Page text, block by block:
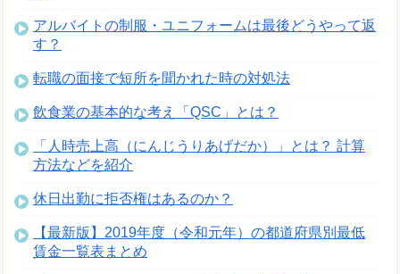
アルバイトの制服・ユニフォームは最後どうやって返
す？
転職の面接で短所を聞かれた時の対処法
飲食業の基本的な考え「QSC」とは？
「人時売上高（にんじうりあげだか）」とは？ 計算
方法などを紹介
休日出勤に拒否権はあるのか？
【最新版】2019年度（令和元年）の都道府県別最低
賃金一覧表まとめ